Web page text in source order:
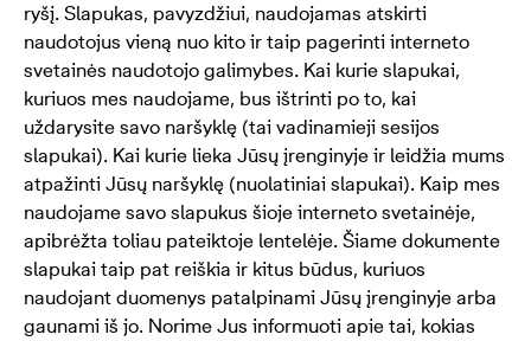
ryšį. Slapukas, pavyzdžiui, naudojamas atskirti
naudotojus vieną nuo kito ir taip pagerinti interneto
svetainės naudotojo galimybes. Kai kurie slapukai,
kuriuos mes naudojame, bus ištrinti po to, kai
uždarysite savo naršyklę (tai vadinamieji sesijos
slapukai). Kai kurie lieka Jūsų įrenginyje ir leidžia mums
atpažinti Jūsų naršyklę (nuolatiniai slapukai). Kaip mes
naudojame savo slapukus šioje interneto svetainėje,
apibrėžta toliau pateiktoje lentelėje. Šiame dokumente
slapukai taip pat reiškia ir kitus būdus, kuriuos
naudojant duomenys patalpinami Jūsų įrenginyje arba
gaunami iš jo. Norime Jus informuoti apie tai, kokias